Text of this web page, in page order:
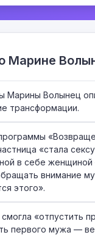
Марине
Марины Волынец
трансформации.
«стала
в себе
внимание
этого».
«отпустить
первого мужа —